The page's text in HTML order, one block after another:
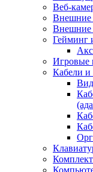
Веб-
Внешние
Внешние
Гейминг
Игровые
Кабели и